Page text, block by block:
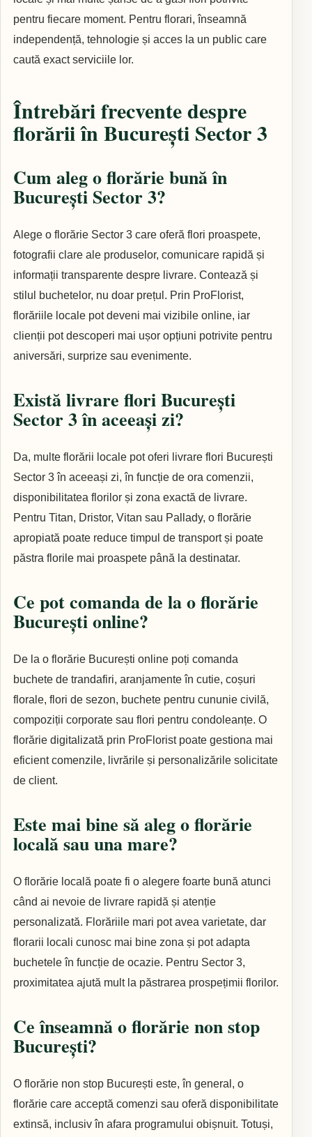
pentru fiecare moment. Pentru florari, înseamnă
independență, tehnologie și acces la un public care
caută exact serviciile lor.
Întrebări frecvente despre
florării în București Sector 3
Cum aleg o florărie bună în
București Sector 3?
Alege o florărie Sector 3 care oferă flori proaspete,
fotografii clare ale produselor, comunicare rapidă și
informații transparente despre livrare. Contează și
stilul buchetelor, nu doar prețul. Prin ProFlorist,
florăriile locale pot deveni mai vizibile online, iar
clienții pot descoperi mai ușor opțiuni potrivite pentru
aniversări, surprize sau evenimente.
Există livrare flori București
Sector 3 în aceeași zi?
Da, multe florării locale pot oferi livrare flori București
Sector 3 în aceeași zi, în funcție de ora comenzii,
disponibilitatea florilor și zona exactă de livrare.
Pentru Titan, Dristor, Vitan sau Pallady, o florărie
apropiată poate reduce timpul de transport și poate
păstra florile mai proaspete până la destinatar.
Ce pot comanda de la o florărie
București online?
De la o florărie București online poți comanda
buchete de trandafiri, aranjamente în cutie, coșuri
florale, flori de sezon, buchete pentru cununie civilă,
compoziții corporate sau flori pentru condoleanțe. O
florărie digitalizată prin ProFlorist poate gestiona mai
eficient comenzile, livrările și personalizările solicitate
de client.
Este mai bine să aleg o florărie
locală sau una mare?
O florărie locală poate fi o alegere foarte bună atunci
când ai nevoie de livrare rapidă și atenție
personalizată. Florăriile mari pot avea varietate, dar
florarii locali cunosc mai bine zona și pot adapta
buchetele în funcție de ocazie. Pentru Sector 3,
proximitatea ajută mult la păstrarea prospețimii florilor.
Ce înseamnă o florărie non stop
București?
O florărie non stop București este, în general, o
florărie care acceptă comenzi sau oferă disponibilitate
extinsă, inclusiv în afara programului obișnuit. Totuși,